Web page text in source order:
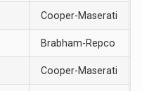
Cooper-Maserati
Brabham-Repco
Cooper-Maserati